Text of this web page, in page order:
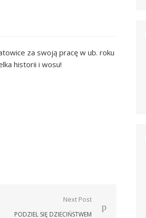
za swoją pracę w ub. roku
historii i wosu!
Next Post
PODZIEL SIĘ DZIECIŃSTWEM